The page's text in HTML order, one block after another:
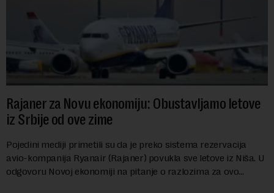
Rajaner za Novu ekonomiju: Obustavljamo letove
iz Srbije od ove zime
Pojedini mediji primetili su da je preko sistema rezervacija
avio-kompanija Ryanair (Rajaner) povukla sve letove iz Niša. U
odgovoru Novoj ekonomiji na pitanje o razlozima za ovo